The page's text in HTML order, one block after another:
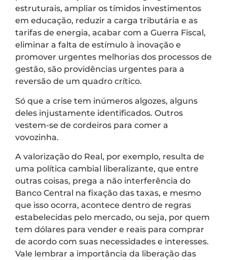
estruturais, ampliar os tímidos investimentos
em educação, reduzir a carga tributária e as
tarifas de energia, acabar com a Guerra Fiscal,
eliminar a falta de estímulo à inovação e
promover urgentes melhorias dos processos de
gestão, são providências urgentes para a
reversão de um quadro crítico.
Só que a crise tem inúmeros algozes, alguns
deles injustamente identificados. Outros
vestem-se de cordeiros para comer a
vovozinha.
A valorização do Real, por exemplo, resulta de
uma política cambial liberalizante, que entre
outras coisas, prega a não interferência do
Banco Central na fixação das taxas, e mesmo
que isso ocorra, acontece dentro de regras
estabelecidas pelo mercado, ou seja, por quem
tem dólares para vender e reais para comprar
de acordo com suas necessidades e interesses.
Vale lembrar a importância da liberação das